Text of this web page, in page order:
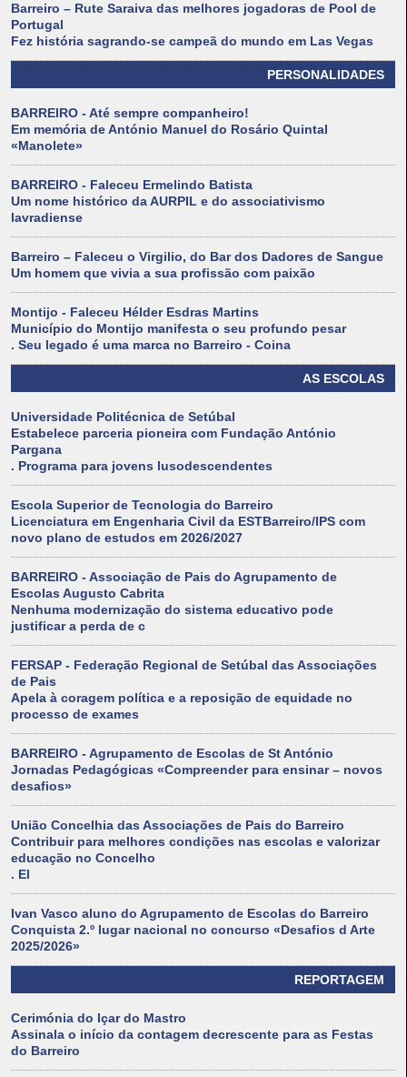
Barreiro – Rute Saraiva das melhores jogadoras de Pool de
Portugal
Fez história sagrando-se campeã do mundo em Las Vegas
PERSONALIDADES
BARREIRO - Até sempre companheiro!
Em memória de António Manuel do Rosário Quintal
«Manolete»
BARREIRO - Faleceu Ermelindo Batista
Um nome histórico da AURPIL e do associativismo
lavradiense
Barreiro – Faleceu o Virgilio, do Bar dos Dadores de Sangue
Um homem que vivia a sua profissão com paixão
Montijo - Faleceu Hélder Esdras Martins
Município do Montijo manifesta o seu profundo pesar
. Seu legado é uma marca no Barreiro - Coina
AS ESCOLAS
Universidade Politécnica de Setúbal
Estabelece parceria pioneira com Fundação António
Pargana
. Programa para jovens lusodescendentes
Escola Superior de Tecnologia do Barreiro
Licenciatura em Engenharia Civil da ESTBarreiro/IPS com
novo plano de estudos em 2026/2027
BARREIRO - Associação de Pais do Agrupamento de
Escolas Augusto Cabrita
Nenhuma modernização do sistema educativo pode
justificar a perda de c
FERSAP - Federação Regional de Setúbal das Associações
de Pais
Apela à coragem política e a reposição de equidade no
processo de exames
BARREIRO - Agrupamento de Escolas de St António
Jornadas Pedagógicas «Compreender para ensinar – novos
desafios»
União Concelhia das Associações de Pais do Barreiro
Contribuir para melhores condições nas escolas e valorizar
educação no Concelho
. El
Ivan Vasco aluno do Agrupamento de Escolas do Barreiro
Conquista 2.º lugar nacional no concurso «Desafios d Arte
2025/2026»
REPORTAGEM
Cerimónia do Içar do Mastro
Assinala o início da contagem decrescente para as Festas
do Barreiro